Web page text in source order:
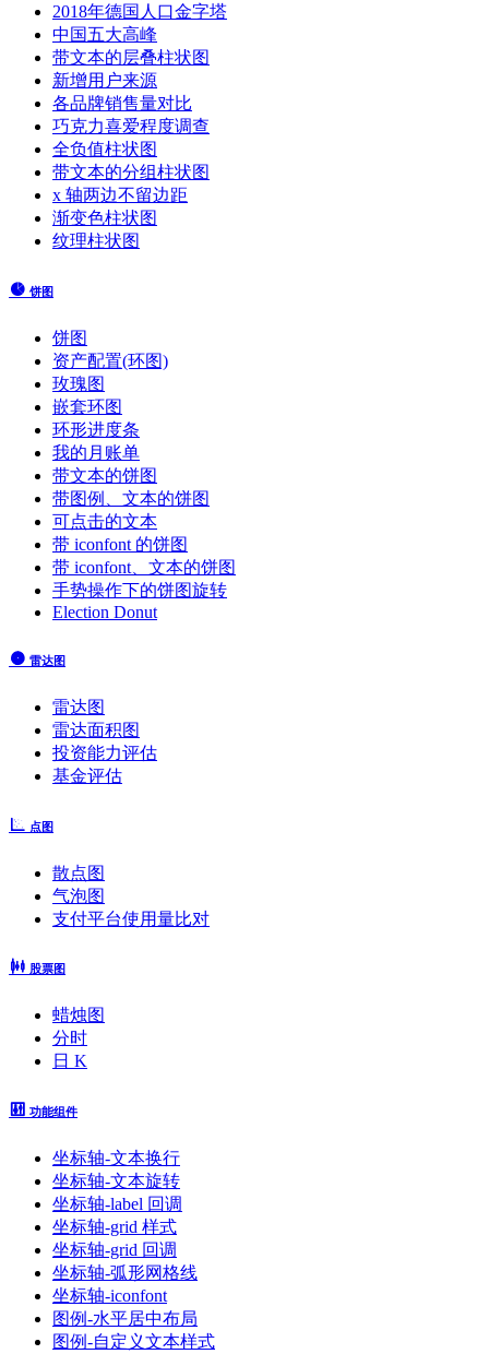
2018年德国人口金字塔
中国五大高峰
带文本的层叠柱状图
新增用户来源
各品牌销售量对比
巧克力喜爱程度调查
全负值柱状图
带文本的分组柱状图
x 轴两边不留边距
渐变色柱状图
纹理柱状图
饼图
饼图
资产配置(环图)
玫瑰图
嵌套环图
环形进度条
我的月账单
带文本的饼图
带图例、文本的饼图
可点击的文本
带 iconfont 的饼图
带 iconfont、文本的饼图
手势操作下的饼图旋转
Election Donut
雷达图
雷达图
雷达面积图
投资能力评估
基金评估
点图
散点图
气泡图
支付平台使用量比对
股票图
蜡烛图
分时
日 K
功能组件
坐标轴-文本换行
坐标轴-文本旋转
坐标轴-label 回调
坐标轴-grid 样式
坐标轴-grid 回调
坐标轴-弧形网格线
坐标轴-iconfont
图例-水平居中布局
图例-自定义文本样式